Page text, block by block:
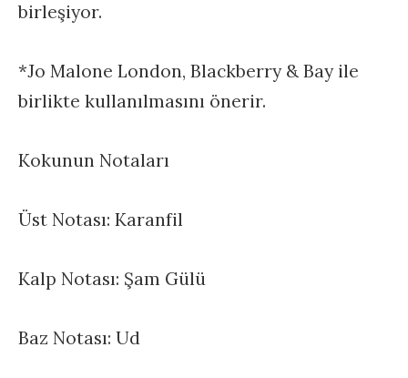
birleşiyor.
*Jo Malone London, Blackberry & Bay ile
birlikte kullanılmasını önerir.
Kokunun Notaları
Üst Notası: Karanfil
Kalp Notası: Şam Gülü
Baz Notası: Ud